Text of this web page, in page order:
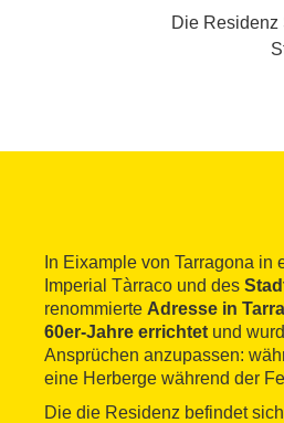
Die Residenz
In Eixample von Tarragona
Imperial Tàrraco und des
renommierte Adresse in
60er-Jahre errichtet und
Ansprüchen anzupassen:
eine Herberge während der
Die die Residenz befindet